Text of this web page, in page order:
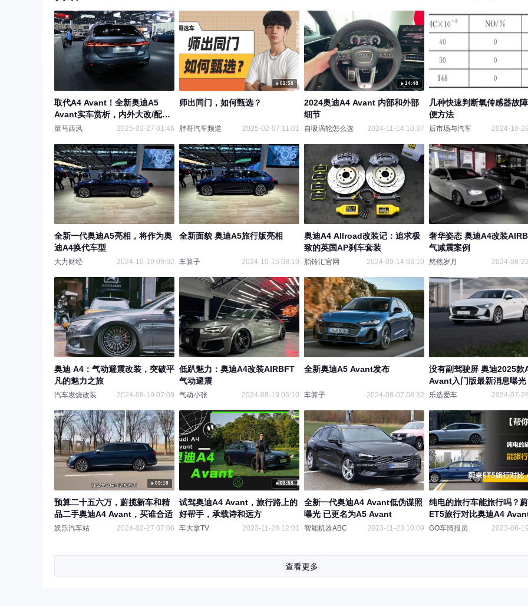
取代A4 Avant！全新奥迪A5
Avant实车赏析，内外大改/配
2.0T动力
策马西风 2025-03-27 01:46
02:58
师出同门，如何甄选？
胖哥汽车频道 2025-02-07 11:01
14:48
2024奥迪A4 Avant 内部和外部
细节
自吸涡轮怎么选 2024-11-14 10:37
几种快速判断氧传感器故
便方法
后市场与汽车 2024-10-
全新一代奥迪A5亮相，将作为奥
迪A4换代车型
大力财经 2024-10-19 09:02
全新面貌 奥迪A5旅行版亮相
车算子 2024-10-15 08:19
奥迪A4 Allroad改装记：追求极
致的英国AP刹车套装
胎铃汇官网 2024-09-14 03:10
奢华姿态 奥迪A4改装
气减震案例
悠然岁月 2024-08-
奥迪 A4：气动避震改装，突破平
凡的魅力之旅
汽车发烧改装 2024-08-19 07:09
低趴魅力：奥迪A4改装AIRBFT
气动避震
气动小张 2024-08-19 06:10
全新奥迪A5 Avant发布
车算子 2024-08-07 08:32
没有副驾驶屏 奥迪2025款
Avant入门版最新消息曝光
乐选爱车 2024-07-
09:18
预算二十五六万，蔚揽新车和精
品二手奥迪A4 Avant，买谁合适
娱乐汽车站 2024-02-27 07:08
03:58
试驾奥迪A4 Avant，旅行路上的
好帮手，承载诗和远方
车大拿TV 2023-11-28 12:01
全新一代奥迪A4 Avant低伪谍照
曝光 已更名为A5 Avant
智能机器ABC 2023-11-23 10:09
纯电的旅行车能旅行吗？
ET5旅行对比奥迪A4
GO车情报员 2023-06-
查看更多